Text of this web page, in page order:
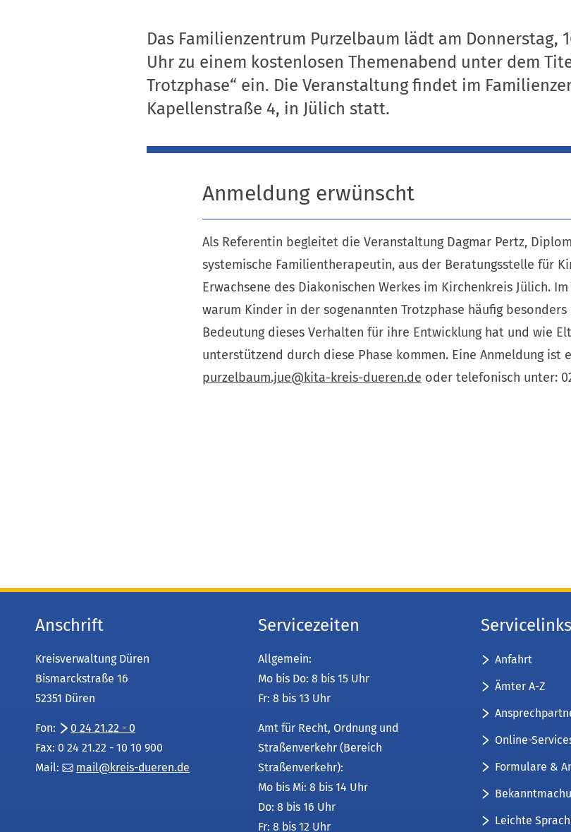
Das Familienzentrum Purzelbaum lädt am Donnerstag,
Uhr zu einem kostenlosen Themenabend unter dem
Trotzphase“ ein. Die Veranstaltung findet im
Kapellenstraße 4, in Jülich statt.
Anmeldung erwünscht
Als Referentin begleitet die Veranstaltung Dagmar Pertz,
systemische Familientherapeutin, aus der Beratungsstelle für
Erwachsene des Diakonischen Werkes im Kirchenkreis Jülich.
warum Kinder in der sogenannten Trotzphase häufig
Bedeutung dieses Verhalten für ihre Entwicklung hat und wie
unterstützend durch diese Phase kommen. Eine Anmeldung ist
purzelbaum.jue
kita-kreis-dueren de oder telefonisch unter:
Anschrift
Kreisverwaltung Düren
Bismarckstraße 16
52351 Düren
Fon:
0 24 21.22 - 0
Fax: 0 24 21.22 - 10 10 900
Mail:
mail kreis-dueren de
Servicezeiten
Allgemein:
Mo bis Do: 8 bis 15 Uhr
Fr: 8 bis 13 Uhr
Amt für Recht, Ordnung und
Straßenverkehr (Bereich
Straßenverkehr):
Mo bis Mi: 8 bis 14 Uhr
Do: 8 bis 16 Uhr
Fr: 8 bis 12 Uhr
Servicelinks
Anfahrt
Ämter A-Z
Online-
Formulare &
Leichte